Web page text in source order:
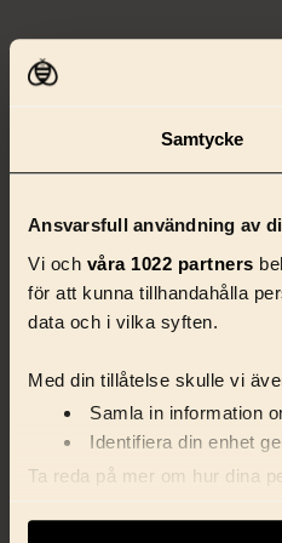
Samtycke
Ansvarsfull användning av
Vi och våra 1022 partners
för att kunna tillhandahålla
data och i vilka syften.
Med din tillåtelse skulle vi
Samla in information
Identifiera din enhet
Ta reda på mer om hur dina